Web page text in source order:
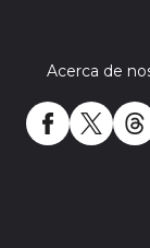
Acerca de